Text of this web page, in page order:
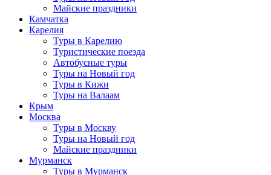
Майские праздники
Камчатка
Карелия
Туры в Карелию
Туристические поезда
Автобусные туры
Туры на Новый год
Туры в Кижи
Туры на Валаам
Крым
Москва
Туры в Москву
Туры на Новый год
Майские праздники
Мурманск
Туры в Мурманск